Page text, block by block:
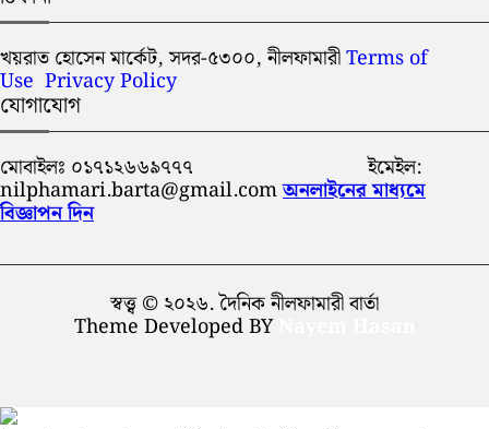
খয়রাত হোসেন মার্কেট, সদর-৫৩০০, নীলফামারীTerms of
Use Privacy Policy
যোগাযোগ
মোবাইলঃ ০১৭১২৬৬৯৭৭৭ ইমেইল:
nilphamari.barta@gmail.comঅনলাইনের মাধ্যমে
বিজ্ঞাপন দিন
স্বত্ত্ব © ২০২৬. দৈনিক নীলফামারী বার্তা
Theme Developed BY